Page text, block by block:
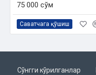
75 000 сўм
Саватчага қўшиш
Сўнгги кўрилганлар